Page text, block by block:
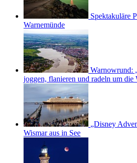
Spektakuläre
Warnemünde
Warnowrund:
joggen, flanieren und radeln um die
„Disney
Wismar aus in See